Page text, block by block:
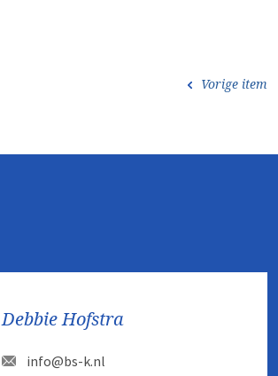
Vorige item
Debbie Hofstra
info@bs-k.nl